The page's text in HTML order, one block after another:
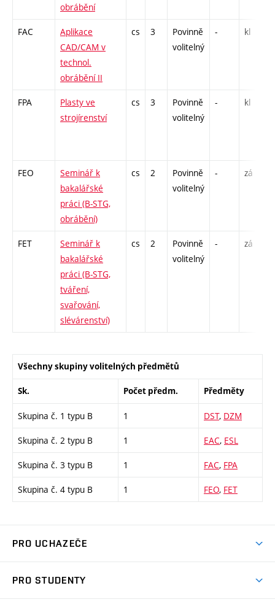
obrábění
FAC
Aplikace
CAD/CAM v
technol.
obrábění II
cs 3
Povinně
volitelný
- kl
FPA
Plasty ve
strojírenství
cs 3
Povinně
volitelný
- kl
FEO
Seminář k
bakalářské
práci (B-STG,
obrábění)
cs 2
Povinně
volitelný
- zá
FET
Seminář k
bakalářské
práci (B-STG,
tváření,
svařování,
slévárenství)
cs 2
Povinně
volitelný
- zá
Všechny skupiny volitelných předmětů
Sk. Počet předm. Předměty
Skupina č. 1 typu B 1 DST, DZM
Skupina č. 2 typu B 1 EAC, ESL
Skupina č. 3 typu B 1 FAC, FPA
Skupina č. 4 typu B 1 FEO, FET
PRO UCHAZEČE
PRO STUDENTY